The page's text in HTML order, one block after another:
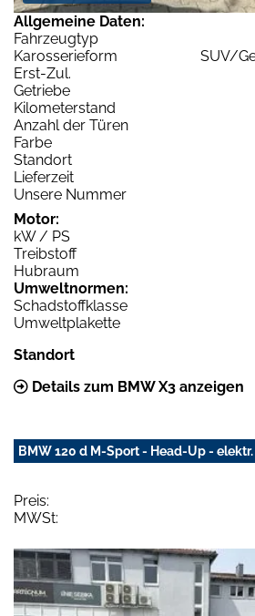
Allgemeine Daten:
Fahrzeugtyp
Karosserieform
SUV/
Erst-Zul.
Getriebe
Kilometerstand
Anzahl der Türen
Farbe
Standort
Lieferzeit
Unsere Nummer
Motor:
kW / PS
Treibstoff
Hubraum
Umweltnormen:
Schadstoffklasse
Umweltplakette
Standort
Details zum BMW X3 anzeigen
BMW 120 d M-Sport - Head-Up -
Preis:
MWSt: